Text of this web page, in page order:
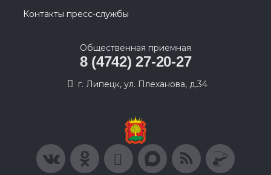
Контакты пресс-службы
Общественная приемная
8 (4742) 27-20-27
г. Липецк, ул. Плеханова, д.34